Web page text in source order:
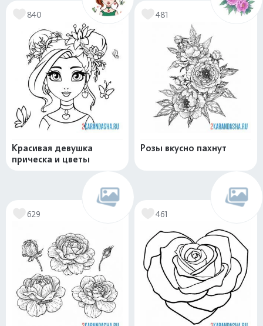
840
Красивая девушка
прическа и цветы
481
Розы вкусно пахнут
629 461